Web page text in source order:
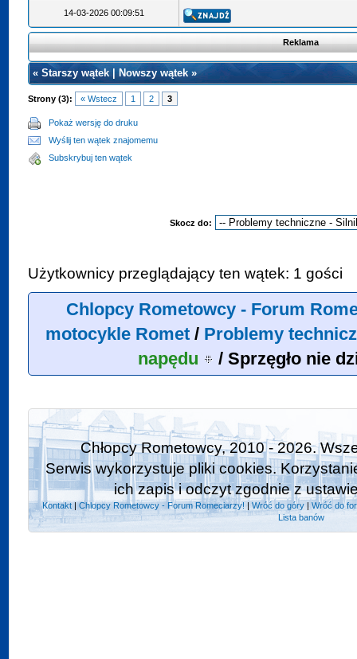
14-03-2026 00:09:51
Reklama
«Starszy wątek |Nowszy wątek »
Strony (3): « Wstecz 1 2 3
Pokaż wersję do druku
Wyślij ten wątek znajomemu
Subskrybuj ten wątek
Skocz do:
Użytkownicy przeglądający ten wątek: 1 gości
Chlopcy Rometowcy - Forum
motocykle Romet/ Problemy
napędu
/Sprzęgło nie
Chłopcy Rometowcy, 2010 - 2026.
Serwis wykorzystuje pliki cookies.
ich zapis i odczyt zgodnie z
Kontakt|Chlopcy Rometowcy - Forum Romeciarzy! |Wróć do góry| Wróć do
Lista banów